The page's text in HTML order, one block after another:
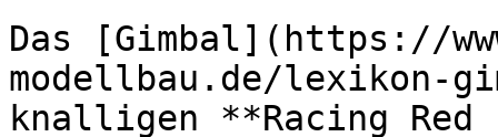
Das [Gimbal](https://
modellbau.de/lexikon-
knalligen **Racing